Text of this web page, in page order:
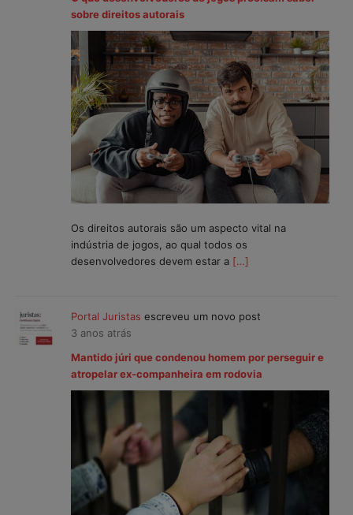
sobre direitos autorais
Os direitos autorais são um aspecto vital na
indústria de jogos, ao qual todos os
desenvolvedores devem estar a […]
Portal Juristas escreveu um novo post
3 anos atrás
Mantido júri que condenou homem por perseguir e
atropelar ex-companheira em rodovia